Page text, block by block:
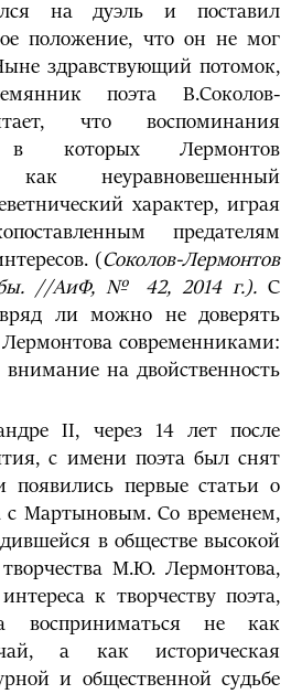
на дуэль и поставил
положение, что он не мог
здравствующий потомок,
поэта В.Соколов-
что воспоминания
в которых Лермонтов
как неуравновешенный
характер, играя
предателям
(Соколов-Лермонтов
//АиФ, № 42, 2014 г.). С
ли можно не доверять
современниками:
на двойственность
II, через 14 лет после
с имени поэта был снят
появились первые статьи о
с Мартыновым. Со временем,
в обществе высокой
М.Ю. Лермонтова,
к творчеству поэта,
восприниматься не как
а как историческая
и общественной судьбе